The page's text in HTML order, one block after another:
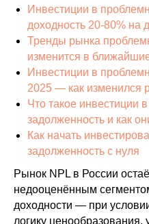
Инвестиции в
доходность 20-80% на
Тренды рынка
изменится в
Инвестиции в
2025 — как изменился
Что такое инвестиции
задолженность и как
Как начать
задолженность с нуля
Рынок NPL в России
недооценённым
доходности — при
логику ценообразования,